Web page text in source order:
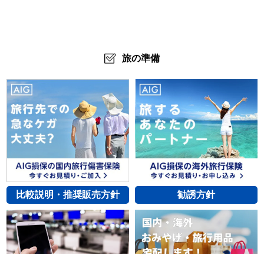
旅の準備
比較説明・推奨販売方針 勧誘方針